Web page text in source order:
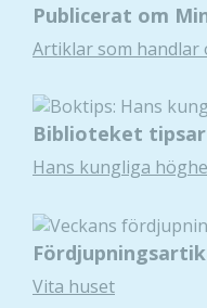
Publicerat om
Artiklar som handlar
Biblioteket tipsar
Hans kungliga
Vita huset